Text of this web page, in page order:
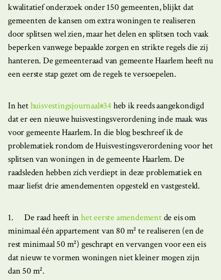
kwalitatief onderzoek onder 150 gemeenten, blijkt dat
gemeenten de kansen om extra woningen te realiseren
door splitsen wel zien, maar het delen en splitsen toch vaak
beperken vanwege bepaalde zorgen en strikte regels die zij
hanteren. De gemeenteraad van gemeente Haarlem heeft nu
een eerste stap gezet om de regels te versoepelen.
In hethuisvestingsjournaal#34 heb ik reeds aangekondigd
dat er een nieuwe huisvestingsverordening inde maak was
voor gemeente Haarlem. In die blog beschreef ik de
problematiek rondom de Huisvestingsverordening voor het
splitsen van woningen in de gemeente Haarlem. De
raadsleden hebben zich verdiept in deze problematiek en
maar liefst drie amendementen opgesteld en vastgesteld.
1. De raad heeft inhet eerste amendementde eis om
minimaal één appartement van 80 m² te realiseren (en de
rest minimaal 50 m²) geschrapt en vervangen voor een eis
dat nieuw te vormen woningen niet kleiner mogen zijn
dan 50 m².